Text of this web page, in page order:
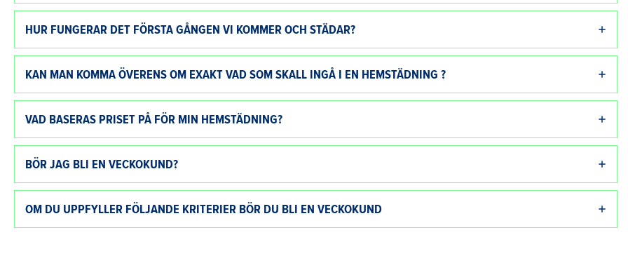
HUR FUNGERAR DET FÖRSTA GÅNGEN VI KOMMER OCH STÄDAR?
KAN MAN KOMMA ÖVERENS OM EXAKT VAD SOM SKALL INGÅ I EN HEMSTÄDNING ?
VAD BASERAS PRISET PÅ FÖR MIN HEMSTÄDNING?
BÖR JAG BLI EN VECKOKUND?
OM DU UPPFYLLER FÖLJANDE KRITERIER BÖR DU BLI EN VECKOKUND